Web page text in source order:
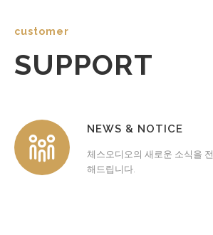
customer
SUPPORT
NEWS & NOTICE
체스오디오의 새로운 소식을 전
해드립니다.